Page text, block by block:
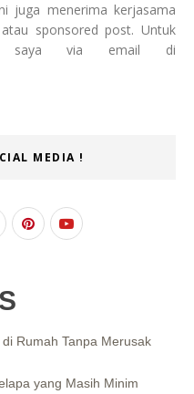
juga menerima kerjasama
sponsored post. Untuk
saya via email di
MEDIA !
Rumah Tanpa Merusak
yang Masih Minim